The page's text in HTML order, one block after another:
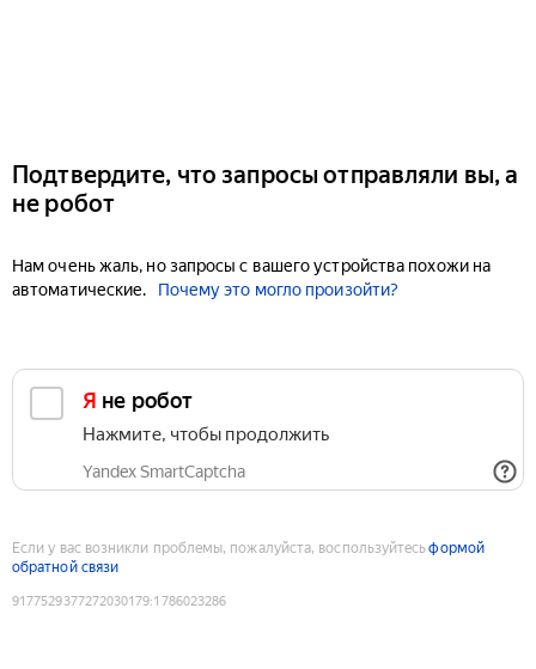
Подтвердите, что запросы отправляли вы, а
не робот
Нам очень жаль, но запросы с вашего устройства похожи на
автоматические.
Почему это могло произойти?
Я не робот
Нажмите, чтобы продолжить
Yandex SmartCaptcha
Если у вас возникли проблемы, пожалуйста, воспользуйтесьформой
обратной связи
9177529377272030179:1786023286